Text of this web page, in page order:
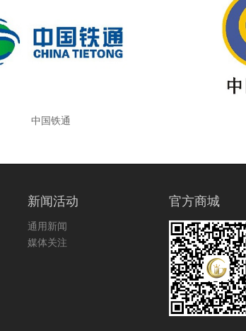
中国铁通
新闻活动
通用新闻
媒体关注
官方商城